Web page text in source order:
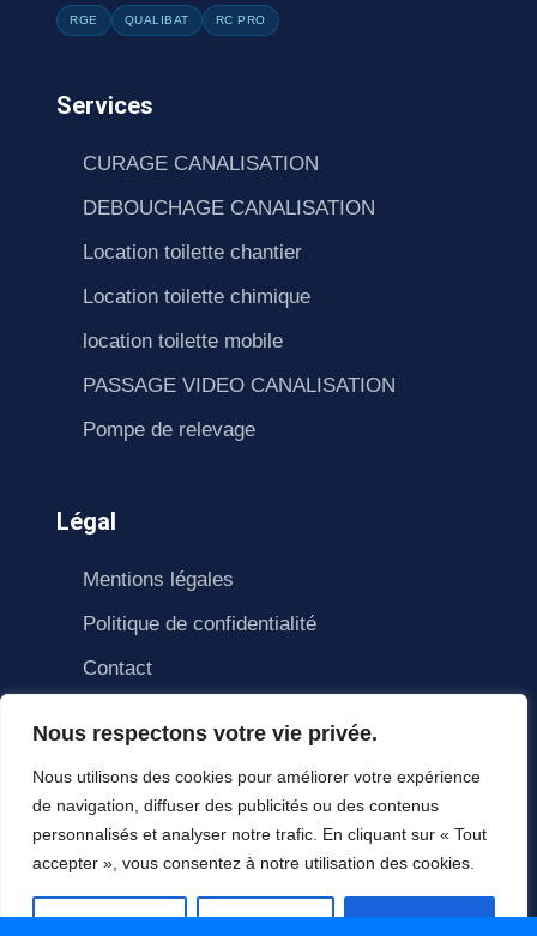
Nous respectons votre vie privée.
Nous utilisons des cookies pour améliorer votre expérience
de navigation, diffuser des publicités ou des contenus
personnalisés et analyser notre trafic. En cliquant sur « Tout
accepter », vous consentez à notre utilisation des cookies.
Personnaliser Tout rejeter Accepter tout
RGE QUALIBAT RC PRO
Services
CURAGE CANALISATION
DEBOUCHAGE CANALISATION
Location toilette chantier
Location toilette chimique
location toilette mobile
PASSAGE VIDEO CANALISATION
Pompe de relevage
Légal
Mentions légales
Politique de confidentialité
Contact